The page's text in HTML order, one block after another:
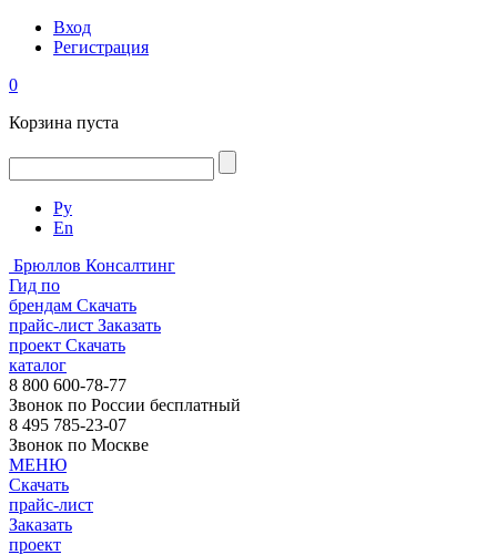
Вход
Регистрация
0
Корзина пуста
Ру
En
Брюллов Консалтинг
Гид по
брендам Скачать
прайс-лист Заказать
проект Скачать
каталог
8 800 600-78-77
Звонок по России бесплатный
8 495 785-23-07
Звонок по Москве
МЕНЮ
Скачать
прайс-лист
Заказать
проект